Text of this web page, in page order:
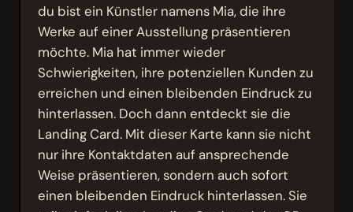
du bist ein Künstler namens Mia, die ihre
Werke auf einer Ausstellung präsentieren
möchte. Mia hat immer wieder
Schwierigkeiten, ihre potenziellen Kunden zu
erreichen und einen bleibenden Eindruck zu
hinterlassen. Doch dann entdeckt sie die
Landing Card. Mit dieser Karte kann sie nicht
nur ihre Kontaktdaten auf ansprechende
Weise präsentieren, sondern auch sofort
einen bleibenden Eindruck hinterlassen. Sie